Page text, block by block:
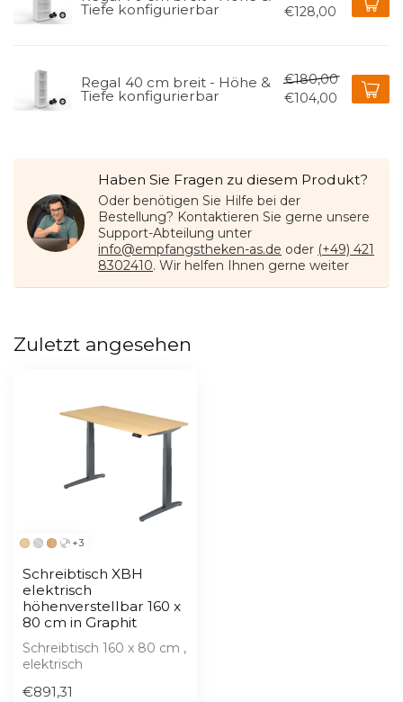
Tiefe konfigurierbar
€128,00
Regal 40 cm breit - Höhe &
Tiefe konfigurierbar
€180,00
€104,00
Haben Sie Fragen zu diesem Produkt?
Oder benötigen Sie Hilfe bei der
Bestellung? Kontaktieren Sie gerne unsere
Support-Abteilung unter
info@empfangstheken-as.de oder (+49) 421
8302410. Wir helfen Ihnen gerne weiter
Zuletzt angesehen
+3
Schreibtisch XBH
elektrisch
höhenverstellbar 160 x
80 cm in Graphit
Schreibtisch 160 x 80 cm ,
elektrisch
€891,31